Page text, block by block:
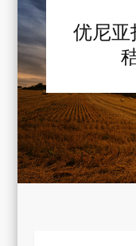
优尼亚